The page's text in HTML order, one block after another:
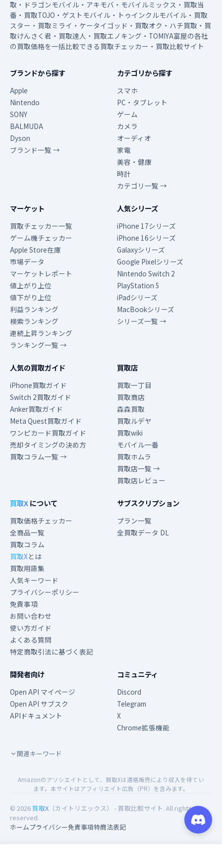
取・ドラゴンモバイル・アキモバ・モバイルミックス・買取当
番・買取TOJO・ゲストモバイル・トゥインクルモバイル・買取
スター・買取ミライ・ケータイゴッド・買取オク・ハチ買取・買
取けんさく君・買取達人・買取エノキング・TOMIYA富屋の各社
の買取価格を一括比較できる買取チェッカー・買取比較サイト
ブランドから探す
Apple
Nintendo
SONY
BALMUDA
Dyson
ブランド一覧 →
カテゴリから探す
スマホ
PC・タブレット
ゲーム
カメラ
オーディオ
家電
美容・健康
時計
カテゴリ一覧 →
マーケット
買取チェッカー一覧
ゲーム機チェッカー
Apple Store在庫
市場データ
マーケットレポート
値上がり上位
値下がり上位
利益ランキング
検索ランキング
連続上昇ランキング
ランキング一覧 →
人気シリーズ
iPhone 17シリーズ
iPhone 16シリーズ
Galaxyシリーズ
Google Pixelシリーズ
Nintendo Switch 2
PlayStation 5
iPadシリーズ
MacBookシリーズ
シリーズ一覧 →
人気の買取ガイド
iPhone買取ガイド
Switch 2買取ガイド
Anker買取ガイド
Meta Quest買取ガイド
ワンピカード買取ガイド
売却タイミングの決め方
買取コラム一覧 →
買取店
買取一丁目
買取商店
森森買取
買取ルデヤ
買取wiki
モバイル一番
買取ホムラ
買取店一覧 →
買取店レビュー
買取Xについて
買取価格チェッカー
全商品一覧
買取コラム
買取Xとは
買取用語集
人気キーワード
プライバシーポリシー
免責事項
お問い合わせ
使い方ガイド
よくある質問
特定商取引法に基づく表記
サブスクリプション
プラン一覧
全買取データ DL
開発者向け
Open API マイページ
Open API サブスク
APIドキュメント
コミュニティ
Discord
Telegram
X
Chrome拡張機能
関連キーワード
Amazonのアソシエイトとして、買取Xは適格販売により収入を得てい
ます。本サイトはアフィリエイト広告（PR）を含みます。
© 2026 買取X （カイトリエックス） - 買取比較サイト. All rights
reserved.
ホームプライバシー免責事項特商法表記